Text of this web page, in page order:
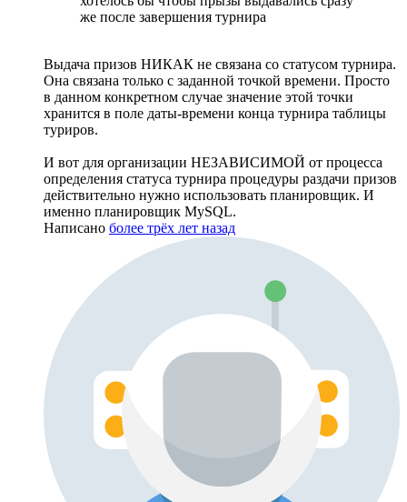
же после завершения турнира
Выдача призов НИКАК не связана со статусом турнира.
Она связана только с заданной точкой времени. Просто
в данном конкретном случае значение этой точки
хранится в поле даты-времени конца турнира таблицы
туриров.
И вот для организации НЕЗАВИСИМОЙ от процесса
определения статуса турнира процедуры раздачи призов
действительно нужно использовать планировщик. И
именно планировщик MySQL.
Написано более трёх лет назад